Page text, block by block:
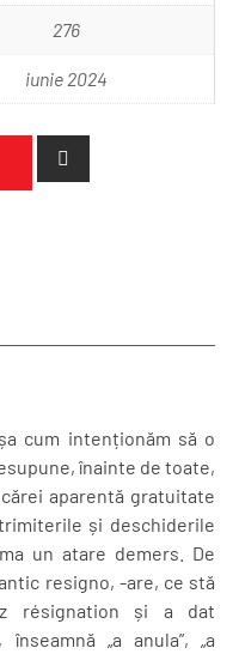
276
iunie 2024
cum intenționăm să o
înainte de toate,
aparentă gratuitate
și deschiderile
un atare demers. De
resigno, -are, ce stă
résignation și a dat
înseamnă „a anula”, „a